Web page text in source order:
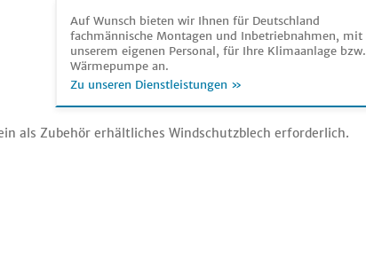
Auf Wunsch bieten wir Ihnen für Deutschland
fachmännische Montagen und Inbetriebnahmen, mit
unserem eigenen Personal, für Ihre Klimaanlage bzw.
Wärmepumpe an.
Zu unseren Dienstleistungen »
als Zubehör erhältliches Windschutzblech erforderlich.